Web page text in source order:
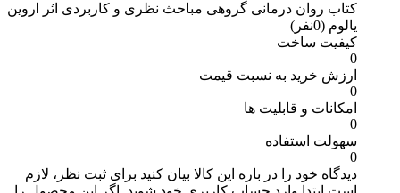
کتاب روان درمانی گروهی مباحث نظری و کاربردی اثر اروین
یالوم (0نفر)
کیفیت ساخت
0
ارزش خرید به نسبت قیمت
0
امکانات و قابلیت ها
0
سهولت استفاده
0
دیدگاه خود را در باره این کالا بیان کنید برای ثبت نظر، لازم